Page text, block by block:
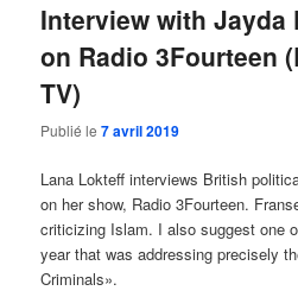
Interview with Jayda
on Radio 3Fourteen
TV)
Publié le7 avril 2019
Lana Lokteff interviews British
on her show, Radio 3Fourteen.
criticizing Islam. I also suggest one
year that was addressing precisely
Criminals».